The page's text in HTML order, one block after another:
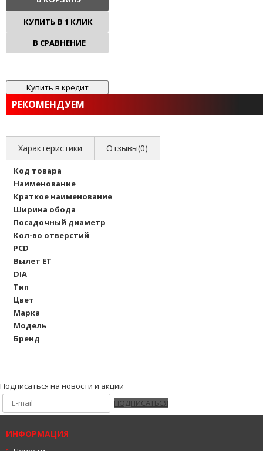
КУПИТЬ В 1 КЛИК
В СРАВНЕНИЕ
РЕКОМЕНДУЕМ
Характеристики Отзывы(0)
Код товара
Наименование
Краткое наименование
Ширина обода
Посадочный диаметр
Кол-во отверстий
PCD
Вылет ET
DIA
Тип
Цвет
Марка
Модель
Бренд
Подписаться на новости и акции
ПОДПИСАТЬСЯ
ИНФОРМАЦИЯ